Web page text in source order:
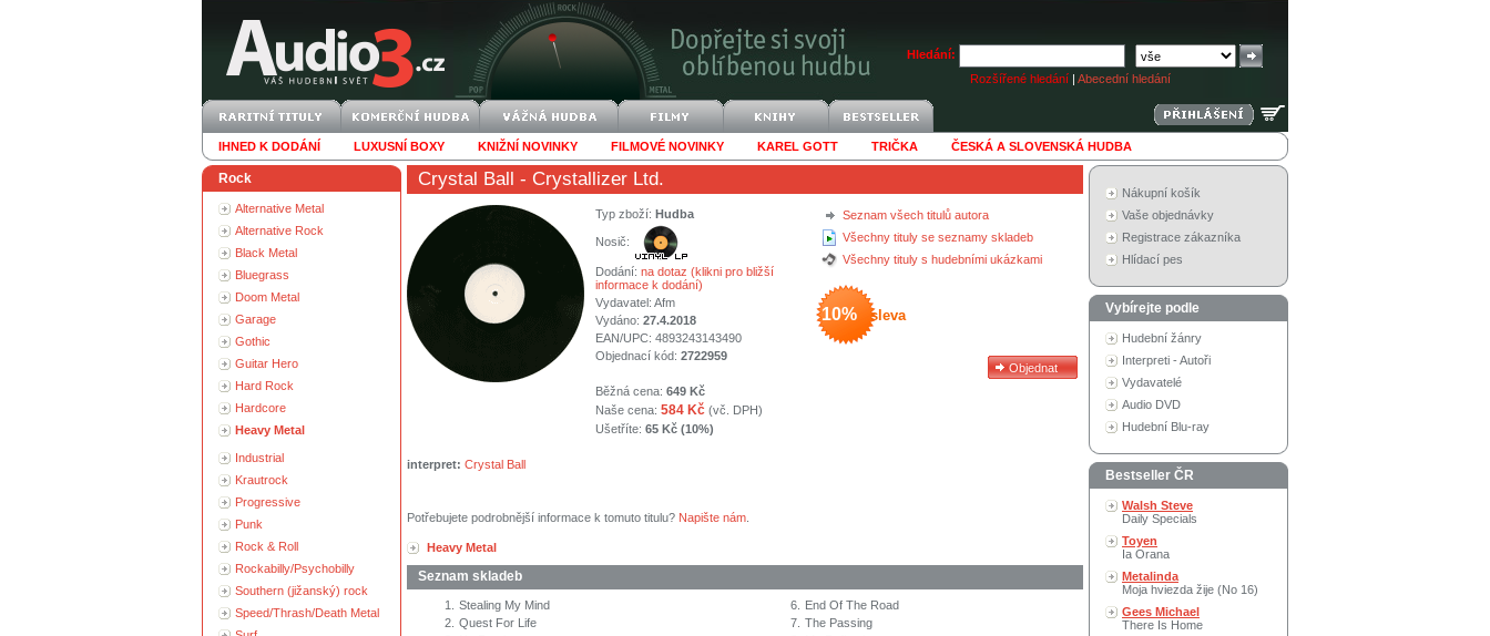
Hledání:
Rozšířené hledání | Abecední hledání
IHNED K DODÁNÍ LUXUSNÍ BOXY KNIŽNÍ NOVINKY FILMOVÉ NOVINKY KAREL GOTT TRIČKA ČESKÁ A SLOVENSKÁ HUDBA
Rock
Alternative Metal
Alternative Rock
Black Metal
Bluegrass
Doom Metal
Garage
Gothic
Guitar Hero
Hard Rock
Hardcore
Heavy Metal
Industrial
Krautrock
Progressive
Punk
Rock & Roll
Rockabilly/Psychobilly
Southern (jižanský) rock
Speed/Thrash/Death Metal
Crystal Ball - Crystallizer Ltd.
Seznam všech titulů autora
Všechny tituly se seznamy skladeb
Všechny tituly s hudebními ukázkami
10% sleva
Typ zboží: Hudba
Nosič:
Dodání: na dotaz (klikni pro bližší
informace k dodání)
Vydavatel: Afm
Vydáno: 27.4.2018
EAN/UPC: 4893243143490
Objednací kód: 2722959
Běžná cena: 649 Kč
Naše cena: 584 Kč (vč. DPH)
Ušetříte: 65 Kč (10%)
interpret: Crystal Ball
Potřebujete podrobnější informace k tomuto titulu? Napište nám
Heavy Metal
Seznam skladeb
1.
Stealing My Mind
2. Quest For Life
6.
End Of The Road
7. The Passing
Nákupní košík
Vaše objednávky
Registrace zákazníka
Hlídací pes
Vybírejte podle
Hudební žánry
Interpreti - Autoři
Vydavatelé
Audio DVD
Hudební Blu-ray
Bestseller ČR
Walsh Steve
Daily Specials
Toyen
Ia Orana
Metalinda
Moja hviezda žije (No 16)
Gees Michael
There Is Home